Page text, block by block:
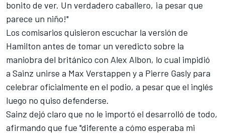
bonito de ver. Un verdadero caballero, ¡a pesar que
parece un niño!"
Los comisarios quisieron escuchar la versión de
Hamilton antes de tomar un veredicto sobre la
maniobra del británico con Alex Albon, lo cual impidió
a Sainz unirse a Max Verstappen y a Pierre Gasly para
celebrar oficialmente en el podio, a pesar que el inglés
luego no quiso defenderse.
Sainz dejó claro que no le importó el desarrolló de todo,
afirmando que fue "diferente a cómo esperaba mi